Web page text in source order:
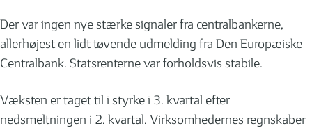
Der var ingen nye stærke signaler fra centralbankerne,
allerhøjest en lidt tøvende udmelding fra Den Europæiske
Centralbank. Statsrenterne var forholdsvis stabile.
Væksten er taget til i styrke i 3. kvartal efter
nedsmeltningen i 2. kvartal. Virksomhedernes regnskaber